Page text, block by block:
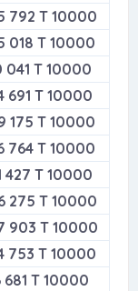
792 T 10000
018 T 10000
041 T 10000
691 T 10000
175 T 10000
764 T 10000
427 T 10000
275 T 10000
903 T 10000
753 T 10000
681 T 10000